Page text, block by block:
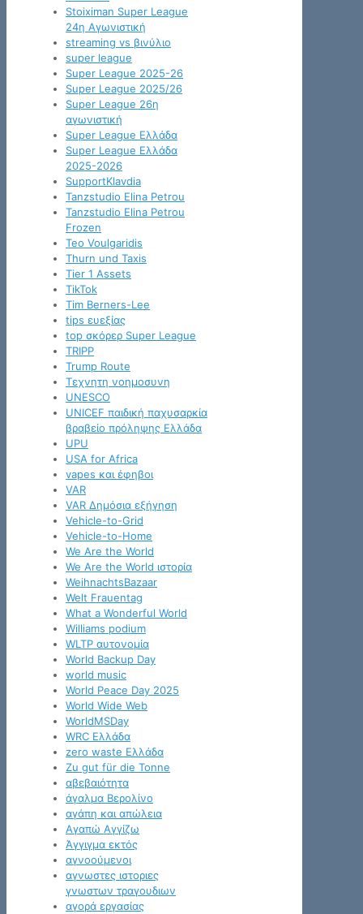
Stoiximan Super League
24η Αγωνιστική
streaming vs βινύλιο
super league
Super League 2025-26
Super League 2025/26
Super League 26η
αγωνιστική
Super League Ελλάδα
Super League Ελλάδα
2025-2026
SupportKlavdia
Tanzstudio Elina Petrou
Tanzstudio Elina Petrou
Frozen
Teo Voulgaridis
Thurn und Taxis
Tier 1 Assets
TikTok
Tim Berners-Lee
tips ευεξίας
top σκόρερ Super League
TRIPP
Trump Route
Tεχνητη νοημοσυνη
UNESCO
UNICEF παιδική παχυσαρκία
βραβείο πρόληψης Ελλάδα
UPU
USA for Africa
vapes και έφηβοι
VAR
VAR Δημόσια εξήγηση
Vehicle-to-Grid
Vehicle-to-Home
We Are the World
We Are the World ιστορία
WeihnachtsBazaar
Welt Frauentag
What a Wonderful World
Williams podium
WLTP αυτονομία
World Backup Day
world music
World Peace Day 2025
World Wide Web
WorldMSDay
WRC Ελλάδα
zero waste Ελλάδα
Zu gut für die Tonne
αβεβαιότητα
άγαλμα Βερολίνο
αγάπη και απώλεια
Αγαπώ Αγγίζω
Άγγιγμα εκτός
αγνοούμενοι
αγνωστες ιστοριες
γνωστων τραγουδιων
αγορά εργασίας